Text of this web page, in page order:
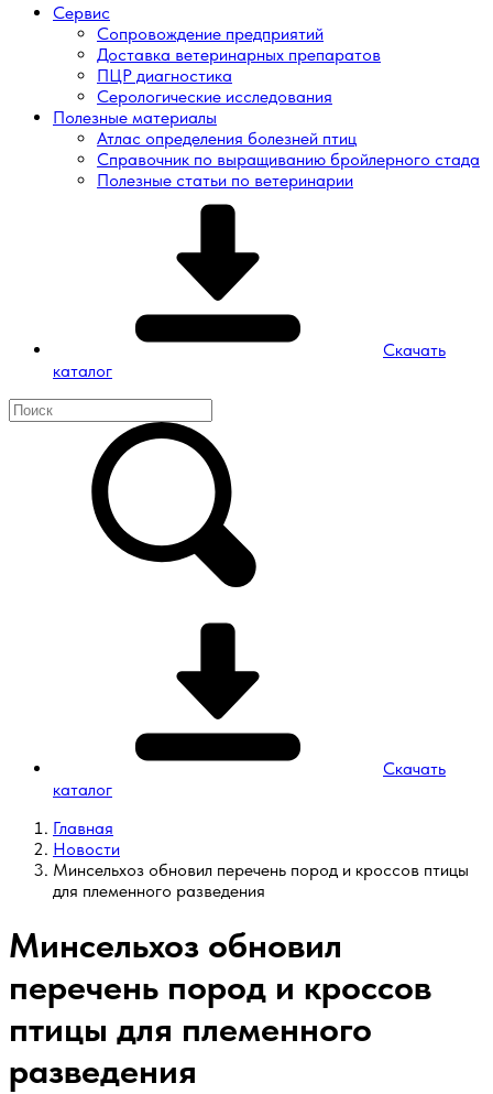
Сервис
Сопровождение предприятий
Доставка ветеринарных препаратов
ПЦР диагностика
Серологические исследования
Полезные материалы
Атлас определения болезней птиц
Справочник по выращиванию бройлерного стада
Полезные статьи по ветеринарии
Скачать
каталог
Скачать
каталог
Главная
Новости
Минсельхоз обновил перечень пород и кроссов птицы
для племенного разведения
Минсельхоз обновил
перечень пород и кроссов
птицы для племенного
разведения